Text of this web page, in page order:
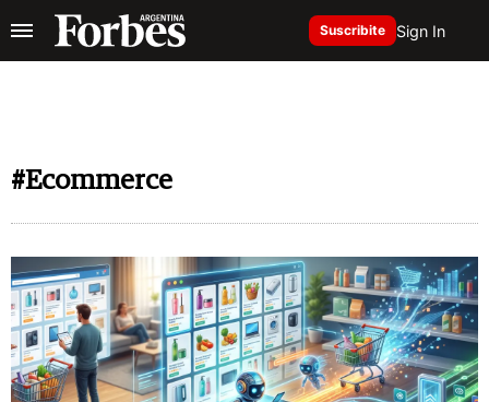
Suscribite Sign In
#Ecommerce